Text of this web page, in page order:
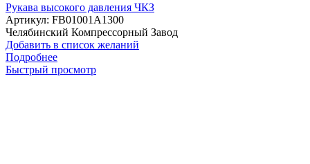
Рукава высокого давления ЧКЗ
Артикул: FB01001A1300
Челябинский Компрессорный Завод
Добавить в список желаний
Подробнее
Быстрый просмотр